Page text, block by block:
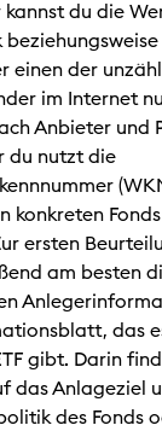
kannst du die
einen der
im Internet
Anbieter und
du nutzt die
konkreten
ersten
am besten
das
gibt. Darin
das Anlageziel
des Fonds